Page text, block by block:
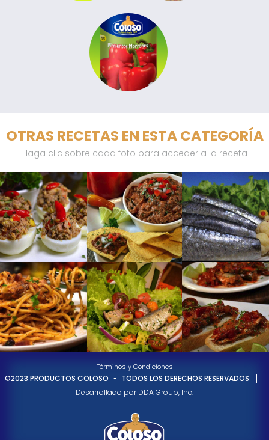
OTRAS RECETAS EN ESTA CATEGORÍA
Haga clic sobre cada foto para acceder a la receta
Términos y Condiciones
©2023 PRODUCTOS COLOSO - TODOS LOS DERECHOS RESERVADOS |
Desarrollado por DDA Group, Inc.